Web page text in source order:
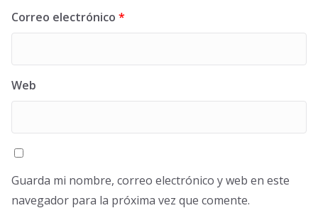
Correo electrónico *
Web
Guarda mi nombre, correo electrónico y web en este
navegador para la próxima vez que comente.